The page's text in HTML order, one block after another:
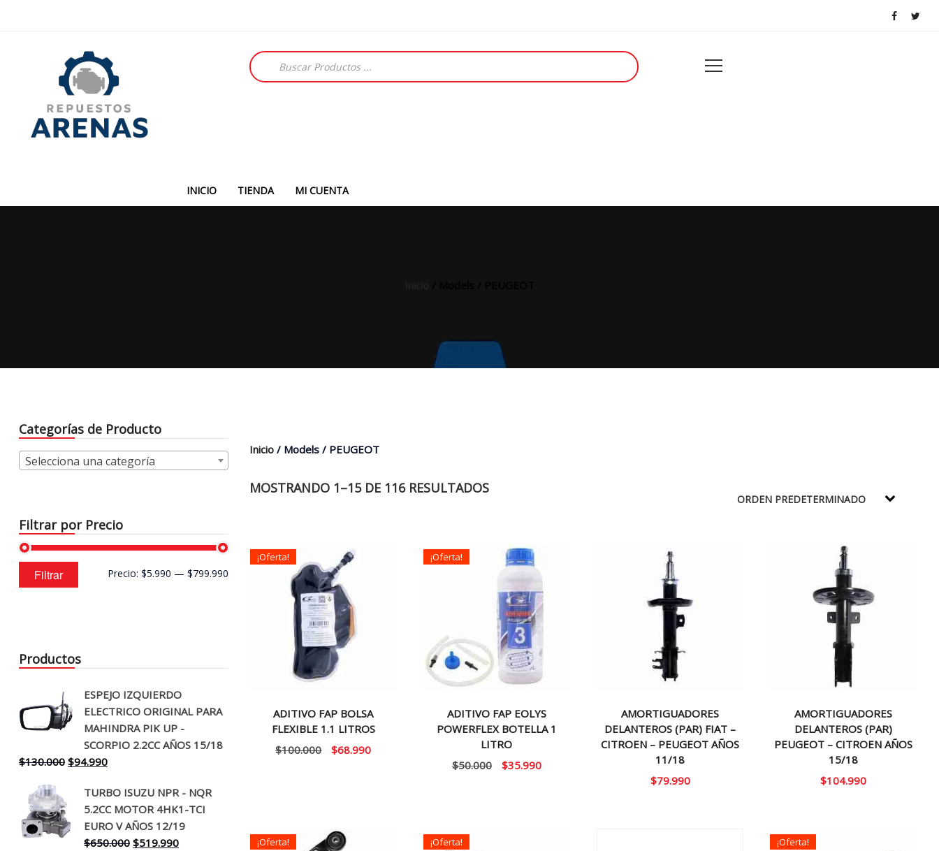
Búsqueda
de
productos
INICIO TIENDA MI CUENTA
Categorías de Producto
Selecciona una categoría
Filtrar por Precio
Precio
mínimo
Precio
máximo
Filtrar Precio: $5.990 — $799.990
Productos
ESPEJO IZQUIERDO
ELECTRICO ORIGINAL PARA
MAHINDRA PIK UP -
SCORPIO 2.2CC AÑOS 15/18
$130.000 El
original
era:
$130.000.
$94.990El
actual
es:
$94.990.
TURBO ISUZU NPR - NQR
5.2CC MOTOR 4HK1-TCI
EURO V AÑOS 12/19
$650.000 El
$519.990El
Inicio / Models / PEUGEOT
MOSTRANDO 1–15 DE 116 RESULTADOS
¡Oferta!
ADITIVO FAP BOLSA
FLEXIBLE 1.1 LITROS
$100.000
El
$68.990El
¡Oferta!
ADITIVO FAP EOLYS
POWERFLEX BOTELLA 1
LITRO
$50.000
El
$35.990El
AMORTIGUADORES
DELANTEROS (PAR) FIAT –
CITROEN – PEUGEOT AÑOS
11/18
$79.990
AMORTIGUADORES
DELANTEROS (PAR)
PEUGEOT – CITROEN AÑOS
15/18
$104.990
¡Oferta! ¡Oferta! ¡Oferta!